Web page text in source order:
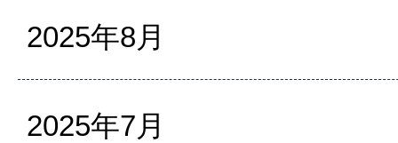
2025年8月
2025年7月